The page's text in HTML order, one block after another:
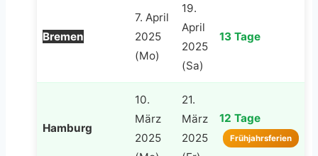
Bremen
7. April
2025
(Mo)
19.
April
2025
(Sa)
13 Tage
Hamburg
10.
März
2025
21.
März
2025
12 Tage
Frühjahrsferien